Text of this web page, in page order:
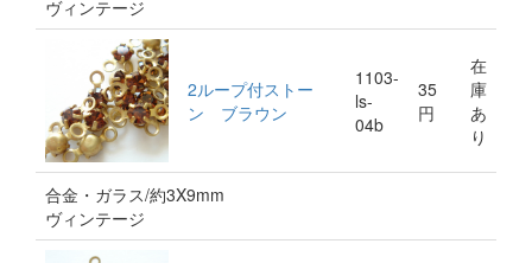
ヴィンテージ
2ループ付ストー
ン ブラウン
1103-
ls-
04b
35
円
在
庫
あ
り
合金・ガラス/約3X9mm
ヴィンテージ